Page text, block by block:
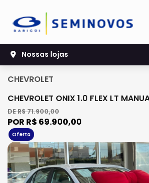
Nossas lojas
CHEVROLET
CHEVROLET ONIX 1.0 FLEX LT
DE R$ 71.900,00
POR R$ 69.900,00
Oferta